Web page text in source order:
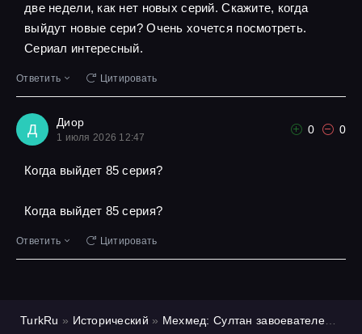
две недели, как нет новых серий. Скажите, когда
выйдут новые сери? Очень хочется посмотреть.
Сериал интересный.
Ответить Цитировать
Д Диор
1 июля 2026 12:47
0 0
Когда выйдет 85 серия?
Когда выйдет 85 серия?
Ответить Цитировать
TurkRu » Исторический » Мехмед: Султан завоевателей